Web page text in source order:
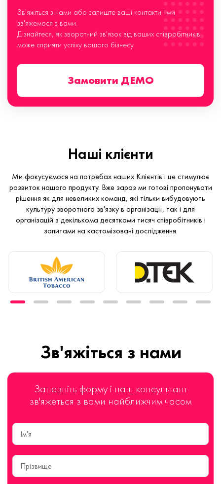
Зв'яжіться з нами або залиште ваші контакти і ми
зв'яжемося з вами.
Дізнайтеся, як зворотний зв'язок від ваших співробітників
може сприяти успіху вашого бізнесу
Замовити ДЕМО
Наші клієнти
Ми фокусуємося на потребах наших Клієнтів і це стимулює
розвиток нашого продукту. Вже зараз ми готові пропонувати
рішення як для невеликих команд, які тільки вибудовують
культуру зворотного зв'язку в організації, так і для
організацій з декількома десятками тисяч співробітників і
запитами на кастомізовані дослідження.
Зв'яжіться з нами
Заповніть форму і наш консультант
зв'яжеться з вами найближчим часом